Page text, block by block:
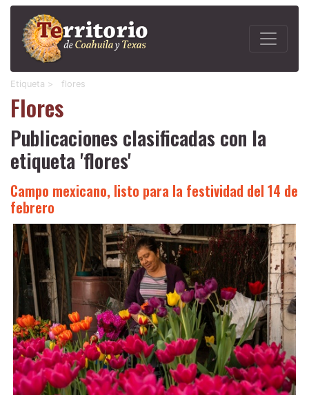
Etiqueta > flores
Flores
Publicaciones clasificadas con la
etiqueta 'flores'
Campo mexicano, listo para la festividad del 14 de
febrero